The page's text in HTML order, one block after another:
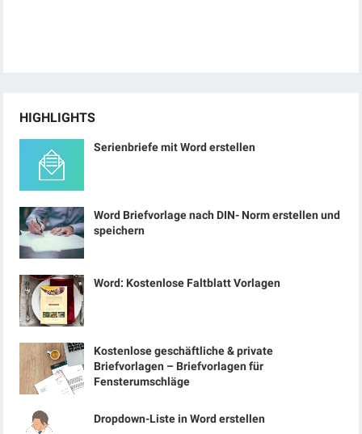
HIGHLIGHTS
Serienbriefe mit Word erstellen
Word Briefvorlage nach DIN- Norm erstellen und
speichern
Word: Kostenlose Faltblatt Vorlagen
Kostenlose geschäftliche & private
Briefvorlagen – Briefvorlagen für
Fensterumschläge
Dropdown-Liste in Word erstellen